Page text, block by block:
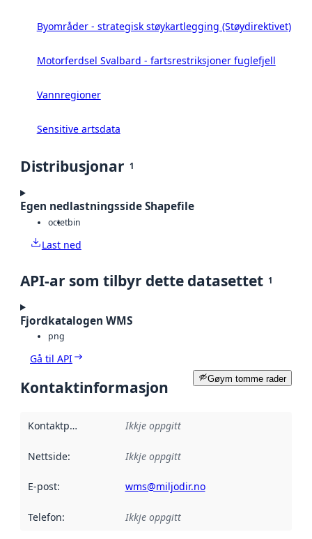
Byområder - strategisk støykartlegging (Støydirektivet)
Motorferdsel Svalbard - fartsrestriksjoner fuglefjell
Vannregioner
Sensitive artsdata
Distribusjonar 1
Egen nedlastningsside Shapefile
octetbin
Last ned
API-ar som tilbyr dette datasettet 1
Fjordkatalogen WMS
png
Gå til API
Gøym tomme rader
Kontaktinformasjon
Kontaktpunkt Ikkje oppgitt
Nettside: Ikkje oppgitt
E-post: wms@miljodir.no
Telefon: Ikkje oppgitt